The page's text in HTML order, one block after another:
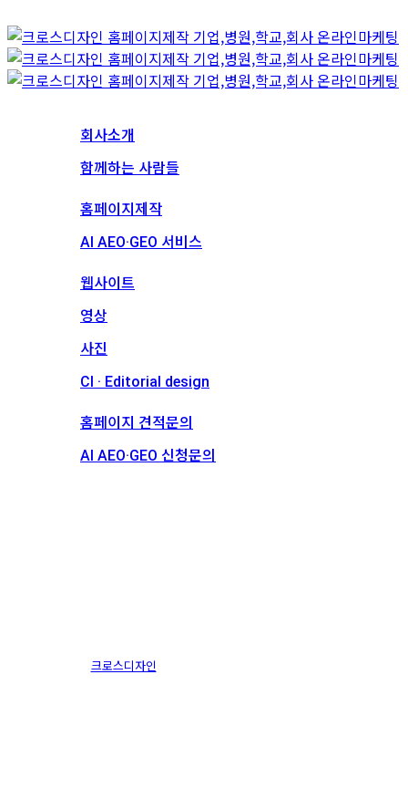
회사소개
함께하는 사람들
홈페이지제작
AI AEO·GEO 서비스
웹사이트
영상
사진
CI · Editorial design
홈페이지 견적문의
AI AEO·GEO 신청문의
크로스디자인